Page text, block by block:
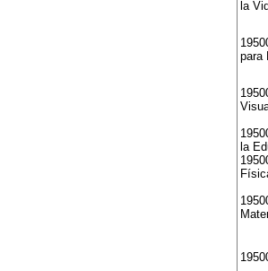
la
para
la